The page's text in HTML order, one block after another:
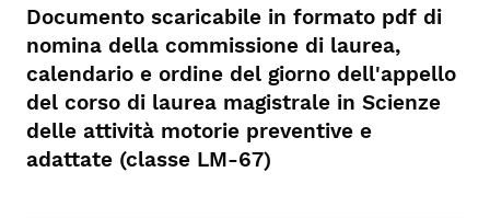
Documento scaricabile in formato pdf di
nomina della commissione di laurea,
calendario e ordine del giorno dell'appello
del corso di laurea magistrale in Scienze
delle attività motorie preventive e
adattate (classe LM-67)